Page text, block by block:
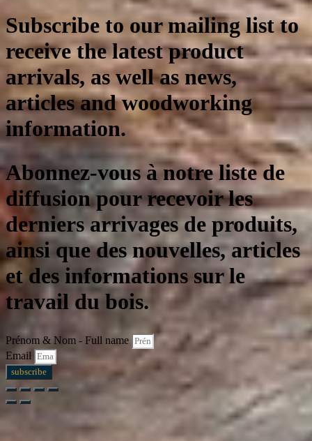
Subscribe to our mailing list to
receive the latest product
arrivals, as well as news,
articles and woodworking
information.
Abonnez-vous à notre liste de
diffusion pour recevoir les
derniers arrivages de produits,
ainsi que des nouvelles, articles
et des informations sur le
travail du bois.
Prénom & Nom - Full name
Email
subscribe